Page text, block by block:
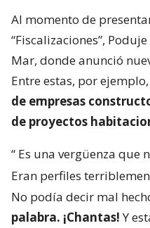
Al momento de
“Fiscalizaciones”,
Mar, donde anunció
Entre estas, por
de empresas
de proyectos
“ Es una vergüenza que
Eran perfiles
No podía decir mal
palabra. ¡Chantas!Y